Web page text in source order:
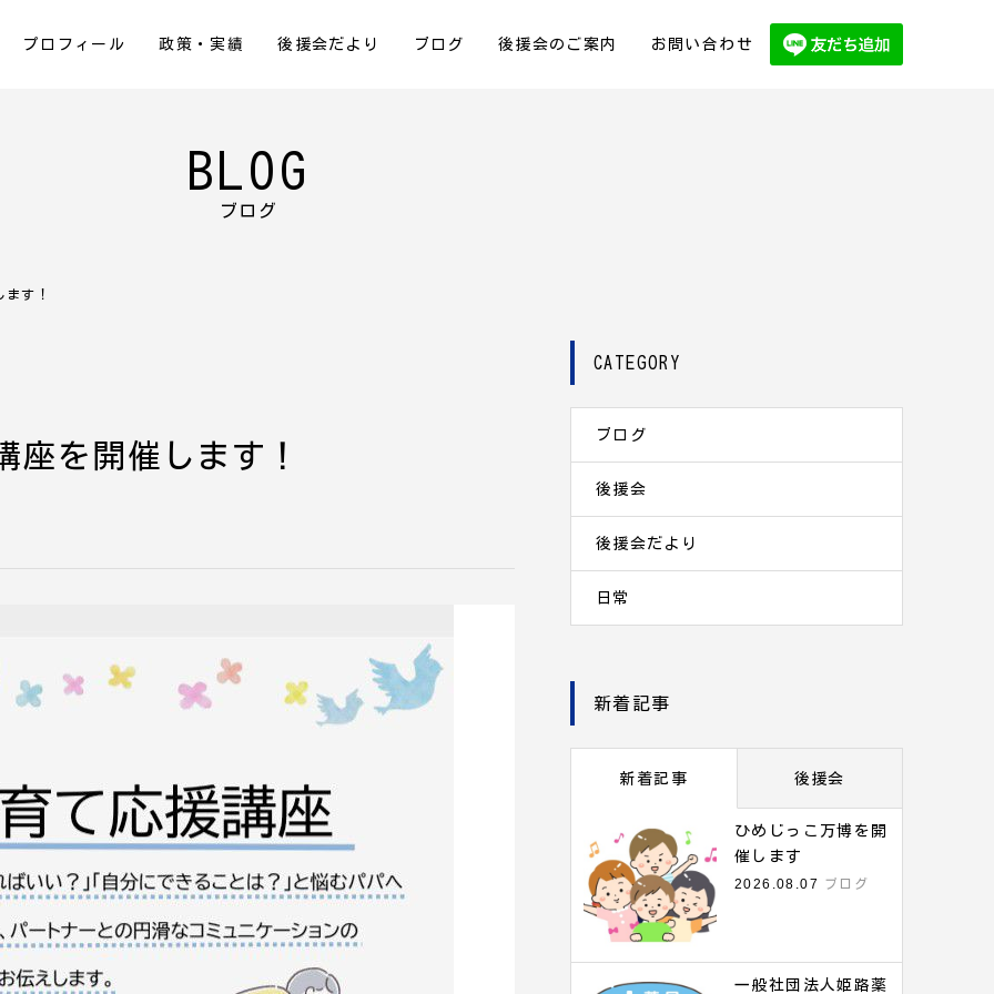
プロフィール 政策・実績 後援会だより ブログ 後援会のご案内 お問い合わせ
BLOG
ブログ
す！
座を開催します！
CATEGORY
ブログ
後援会
後援会だより
日常
新着記事
新着記事 後援会
ひめじっこ万博を開
催します
2026.08.07
ブログ
一般社団法人姫路薬